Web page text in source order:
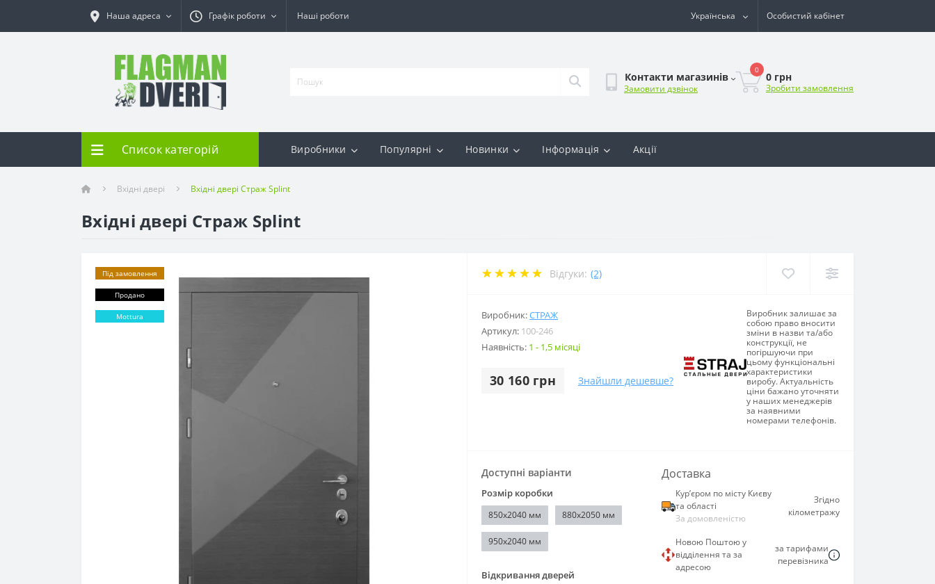
Наша адреса Графік роботи Наші роботи Українська Особистий кабінет
Контакти магазинів
Замовити дзвінок
0
0 грн
Зробити замовлення
Список категорій Виробники Популярні Новинки Інформація Акції
Вхідні двері Вхідні двері Страж Splint
Вхідні двері Страж Splint
Під замовлення
Продано
Mottura
Відгуки: (2)
Виробник:СТРАЖ
Артикул: 100-246
Наявність: 1 - 1,5 місяці
30 160 грн Знайшли дешевше?
Виробник залишає за
собою право вносити
зміни в назви та/або
конструкції, не
погіршуючи при
цьому функціональні
характеристики
виробу. Актуальність
ціни бажано уточняти
у наших менеджерів
за наявними
номерами телефонів.
Доступні варіанти
Розмір коробки
850х2040 мм 880х2050 мм
950х2040 мм
Відкривання дверей
Доставка
Курʼєром по місту Києву
та області
За домовленістю
Згідно
кілометражу
Новою Поштою у
відділення та за
адресою
за тарифами
перевізника